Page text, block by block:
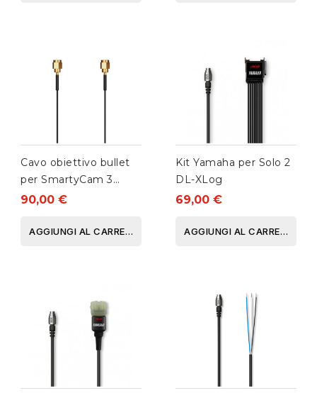
Cavo obiettivo bullet
per SmartyCam 3
Dual/GP
90,00 €
AGGIUNGI AL CARRELLO
Kit Yamaha per Solo 2
DL-XLog
69,00 €
AGGIUNGI AL CARRELLO